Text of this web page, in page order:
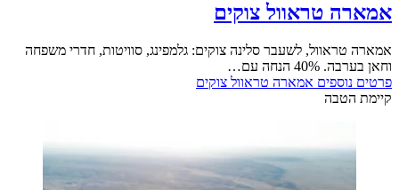
אמארה טראוול צוקים
אמארה טראוול, לשעבר סלינה צוקים: גלמפינג, סוויטות, חדרי משפחה
וחאן בערבה. 40% הנחה עם…
פרטים נוספים אמארה טראוול צוקים
קיימת הטבה